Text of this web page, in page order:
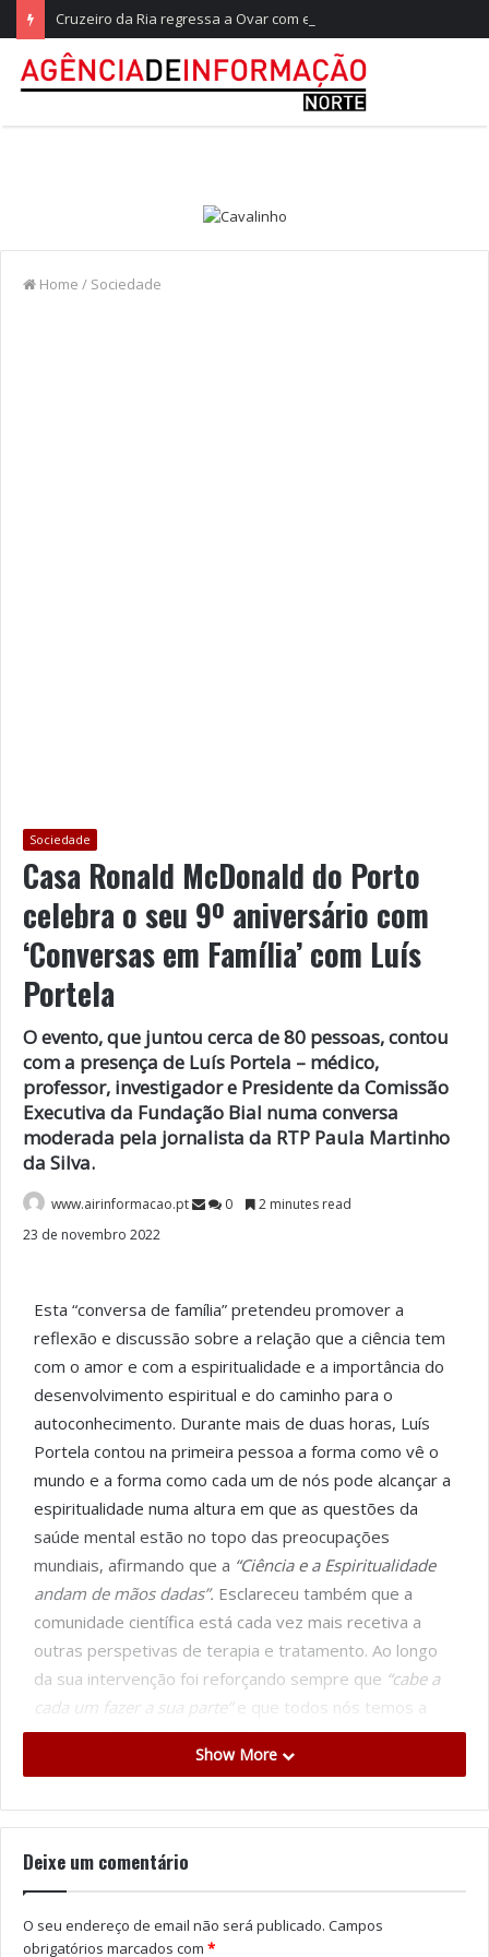
Home / Sociedade
Sociedade
Casa Ronald McDonald do Porto
celebra o seu 9º aniversário com
‘Conversas em Família’ com Luís
Portela
O evento, que juntou cerca de 80 pessoas, contou
com a presença de Luís Portela – médico,
professor, investigador e Presidente da Comissão
Executiva da Fundação Bial numa conversa
moderada pela jornalista da RTP Paula Martinho
da Silva.
www.airinformacao.pt 0
2 minutes read
23 de novembro 2022
Esta “conversa de família” pretendeu promover a
reflexão e discussão sobre a relação que a ciência tem
com o amor e com a espiritualidade e a importância do
desenvolvimento espiritual e do caminho para o
autoconhecimento. Durante mais de duas horas, Luís
Portela contou na primeira pessoa a forma como vê o
mundo e a forma como cada um de nós pode alcançar a
espiritualidade numa altura em que as questões da
saúde mental estão no topo das preocupações
mundiais, afirmando que a “Ciência e a Espiritualidade
andam de mãos dadas”. Esclareceu também que a
comunidade científica está cada vez mais recetiva a
outras perspetivas de terapia e tratamento. Ao longo
da sua intervenção foi reforçando sempre que “cabe a
cada um fazer a sua parte”e que todos nós temos a
“responsabilidade de contribuir para um mundo
começando com o próprio convidado quando este
experiência gratificante”, refere a Mãe do Gonçalo que
Show More
Deixe um comentário
O seu endereço de email não será publicado. Campos
obrigatórios marcados com *